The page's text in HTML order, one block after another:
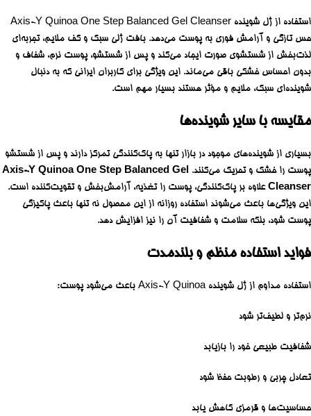
استفاده از ژل شوینده Axis-Y Quinoa One Step Balanced Gel Cleanser
حس تازگی و آرامش فوری به پوست می‌دهد. بافت ژلی سبک و کف ملایم، تجربه‌ای
لذت‌بخش از شستشوی صورت ایجاد می‌کند و پس از شستشو، پوست نرم، شفاف و
بدون احساس خشکی باقی می‌ماند. این ویژگی برای کاربران ایرانی که به دنبال
شوینده‌ای سبک، ملایم و مؤثر هستند بسیار مهم است.
مقایسه با سایر شوینده‌ها
بسیاری از شوینده‌های موجود در بازار تنها به پاک‌کنندگی تمرکز دارند و پس از شستشو
پوست را خشک و تحریک می‌کنند. Axis-Y Quinoa One Step Balanced Gel
Cleanser علاوه بر پاک‌کنندگی، پوست را تغذیه، آرامش‌بخش و تقویت‌کننده است.
این ویژگی‌ها باعث می‌شوند استفاده روزانه از این محصول نه تنها باعث پاکیزگی
پوست شود، بلکه سلامت و شفافیت آن را نیز افزایش دهد.
فواید استفاده منظم و بلندمدت
استفاده مداوم از ژل شوینده Axis-Y Quinoa باعث می‌شود پوست:
نرم‌تر و لطیف‌تر شود
شفافیت طبیعی خود را بازیابد
تعادل چربی و رطوبت حفظ شود
حساسیت‌ها و قرمزی کاهش یابد